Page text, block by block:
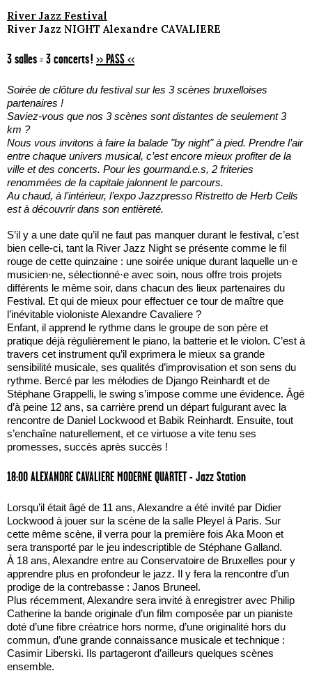
River Jazz Festival
River Jazz NIGHT Alexandre CAVALIERE
3 salles = 3 concerts ! >> PASS <<
Soirée de clôture du festival sur les 3 scènes bruxelloises
partenaires !
Saviez-vous que nos 3 scènes sont distantes de seulement 3
km ?
Nous vous invitons à faire la balade "by night" à pied. Prendre l’air
entre chaque univers musical, c’est encore mieux profiter de la
ville et des concerts. Pour les gourmand.e.s, 2 friteries
renommées de la capitale jalonnent le parcours.
Au chaud, à l’intérieur, l’expo Jazzpresso Ristretto de Herb Cells
est à découvrir dans son entièreté.
S’il y a une date qu’il ne faut pas manquer durant le festival, c’est
bien celle-ci, tant la River Jazz Night se présente comme le fil
rouge de cette quinzaine : une soirée unique durant laquelle un·e
musicien·ne, sélectionné·e avec soin, nous offre trois projets
différents le même soir, dans chacun des lieux partenaires du
Festival. Et qui de mieux pour effectuer ce tour de maître que
l’inévitable violoniste Alexandre Cavaliere ?
Enfant, il apprend le rythme dans le groupe de son père et
pratique déjà régulièrement le piano, la batterie et le violon. C’est à
travers cet instrument qu’il exprimera le mieux sa grande
sensibilité musicale, ses qualités d’improvisation et son sens du
rythme. Bercé par les mélodies de Django Reinhardt et de
Stéphane Grappelli, le swing s’impose comme une évidence. Âgé
d’à peine 12 ans, sa carrière prend un départ fulgurant avec la
rencontre de Daniel Lockwood et Babik Reinhardt. Ensuite, tout
s’enchaîne naturellement, et ce virtuose a vite tenu ses
promesses, succès après succès !
18:00 ALEXANDRE CAVALIERE MODERNE QUARTET - Jazz Station
Lorsqu’il était âgé de 11 ans, Alexandre a été invité par Didier
Lockwood à jouer sur la scène de la salle Pleyel à Paris. Sur
cette même scène, il verra pour la première fois Aka Moon et
sera transporté par le jeu indescriptible de Stéphane Galland.
À 18 ans, Alexandre entre au Conservatoire de Bruxelles pour y
apprendre plus en profondeur le jazz. Il y fera la rencontre d’un
prodige de la contrebasse : Janos Bruneel.
Plus récemment, Alexandre sera invité à enregistrer avec Philip
Catherine la bande originale d’un film composée par un pianiste
doté d’une fibre créatrice hors norme, d’une originalité hors du
commun, d’une grande connaissance musicale et technique :
Casimir Liberski. Ils partageront d’ailleurs quelques scènes
ensemble.